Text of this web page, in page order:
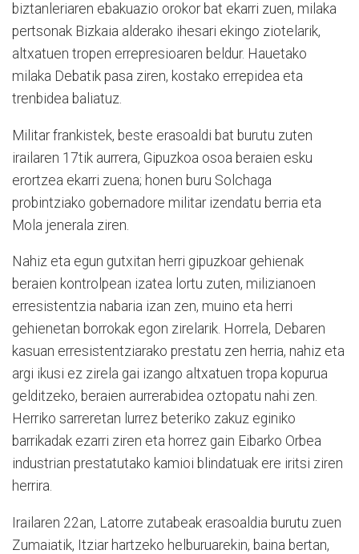
biztanleriaren ebakuazio orokor bat ekarri zuen, milaka
pertsonak Bizkaia alderako ihesari ekingo ziotelarik,
altxatuen tropen errepresioaren beldur. Hauetako
milaka Debatik pasa ziren, kostako errepidea eta
trenbidea baliatuz.
Militar frankistek, beste erasoaldi bat burutu zuten
irailaren 17tik aurrera, Gipuzkoa osoa beraien esku
erortzea ekarri zuena; honen buru Solchaga
probintziako gobernadore militar izendatu berria eta
Mola jenerala ziren.
Nahiz eta egun gutxitan herri gipuzkoar gehienak
beraien kontrolpean izatea lortu zuten, milizianoen
erresistentzia nabaria izan zen, muino eta herri
gehienetan borrokak egon zirelarik. Horrela, Debaren
kasuan erresistentziarako prestatu zen herria, nahiz eta
argi ikusi ez zirela gai izango altxatuen tropa kopurua
gelditzeko, beraien aurrerabidea oztopatu nahi zen.
Herriko sarreretan lurrez beteriko zakuz eginiko
barrikadak ezarri ziren eta horrez gain Eibarko Orbea
industrian prestatutako kamioi blindatuak ere iritsi ziren
herrira.
Irailaren 22an, Latorre zutabeak erasoaldia burutu zuen
Zumaiatik, Itziar hartzeko helburuarekin, baina bertan,